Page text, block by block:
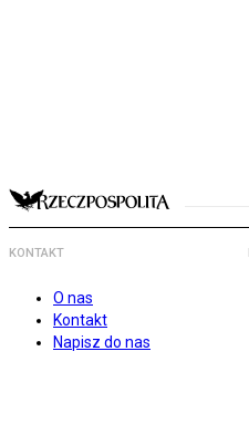
KONTAKT
O nas
Kontakt
Napisz do nas